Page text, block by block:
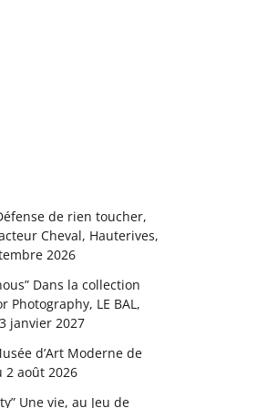
de rien toucher,
Cheval, Hauterives,
2026
Dans la collection
Photography, LE BAL,
janvier 2027
d’Art Moderne de
2 août 2026
Une vie, au Jeu de